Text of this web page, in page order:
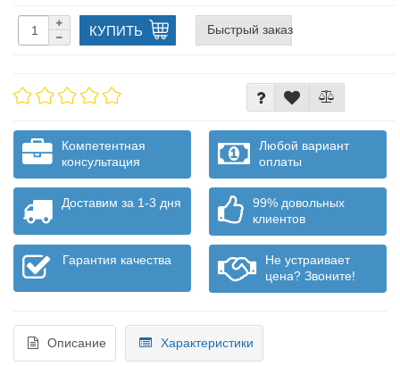
КУПИТЬ Быстрый заказ
Компетентная
консультация
Любой вариант
оплаты
Доставим за 1-3 дня
99% довольных
клиентов
Гарантия качества
Не устраивает
цена? Звоните!
Описание Характеристики